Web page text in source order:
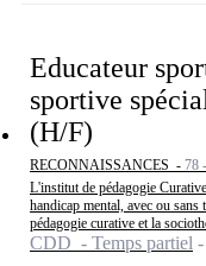
Educateur
sportive
(H/F)
RECONNAISSANCES - 78
L'institut de pédagogie
handicap mental, avec ou
pédagogie curative et la
CDD - Temps partiel